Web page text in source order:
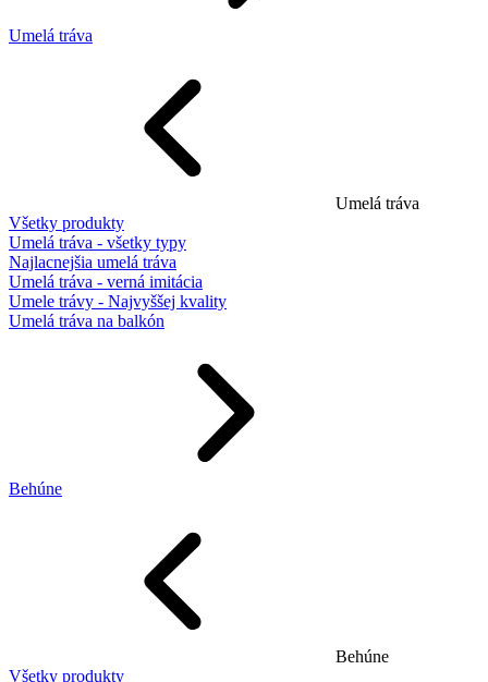
Umelá tráva
Umelá tráva
Všetky produkty
Umelá tráva - všetky typy
Najlacnejšia umelá tráva
Umelá tráva - verná imitácia
Umele trávy - Najvyššej kvality
Umelá tráva na balkón
Behúne
Behúne
Všetky produkty